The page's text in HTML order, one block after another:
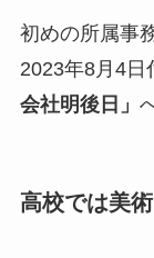
初めの所属事
2023年8月4日
会社明後日」
高校では美